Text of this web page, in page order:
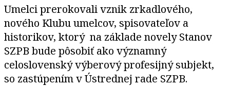
Umelci prerokovali vznik zrkadlového,
nového Klubu umelcov, spisovateľov a
historikov, ktorý na základe novely Stanov
SZPB bude pôsobiť ako významný
celoslovenský výberový profesijný subjekt,
so zastúpením v Ústrednej rade SZPB.